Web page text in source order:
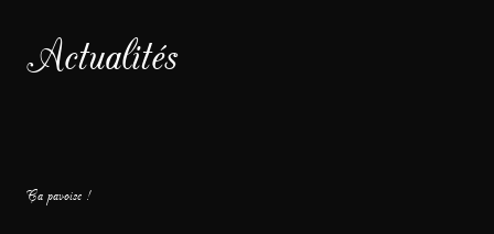
Actualités
Ça pavoise !